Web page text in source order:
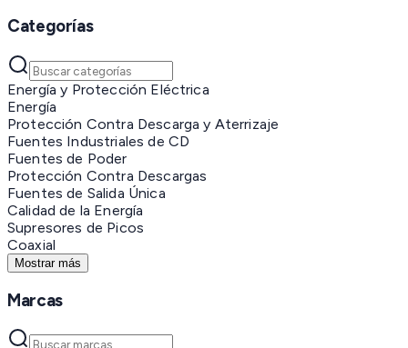
Categorías
Energía y Protección Eléctrica
Energía
Protección Contra Descarga y Aterrizaje
Fuentes Industriales de CD
Fuentes de Poder
Protección Contra Descargas
Fuentes de Salida Única
Calidad de la Energía
Supresores de Picos
Coaxial
Mostrar más
Marcas